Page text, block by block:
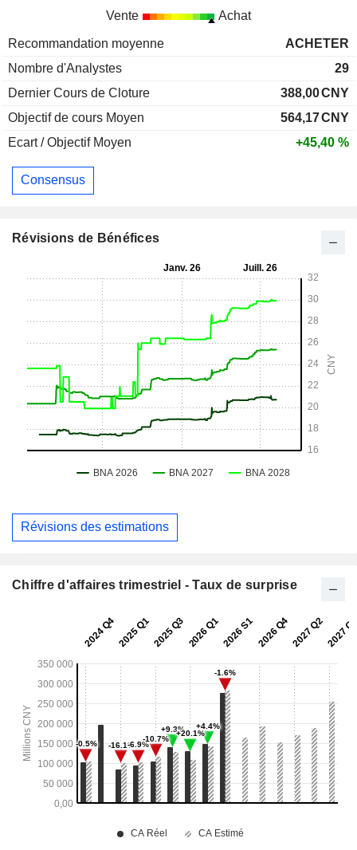
Vente Achat
Recommandation moyenne
ACHETER
Nombre d'Analystes
29
Dernier Cours de Cloture
388,00CNY
Objectif de cours Moyen
564,17CNY
Ecart / Objectif Moyen
+45,40 %
Consensus
Révisions de Bénéfices
Révisions des estimations
Chiffre d'affaires trimestriel - Taux de surprise